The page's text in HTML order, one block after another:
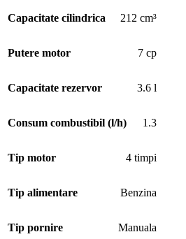
Capacitate cilindrica 212 cm³
Putere motor 7 cp
Capacitate rezervor 3.6 l
Consum combustibil (l/h) 1.3
Tip motor 4 timpi
Tip alimentare Benzina
Tip pornire Manuala